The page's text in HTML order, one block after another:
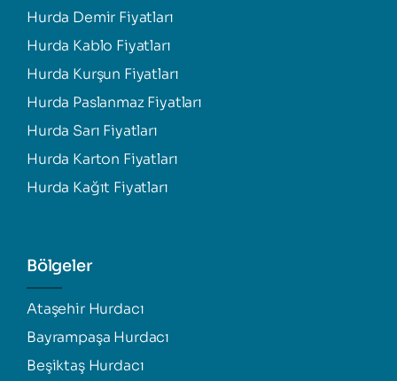
Hurda Demir Fiyatları
Hurda Kablo Fiyatları
Hurda Kurşun Fiyatları
Hurda Paslanmaz Fiyatları
Hurda Sarı Fiyatları
Hurda Karton Fiyatları
Hurda Kağıt Fiyatları
Bölgeler
Ataşehir Hurdacı
Bayrampaşa Hurdacı
Beşiktaş Hurdacı